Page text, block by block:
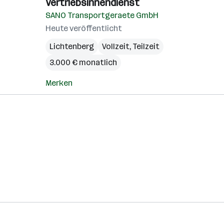
Vertriebsinnendienst
SANO Transportgeraete GmbH
Heute veröffentlicht
Lichtenberg
Vollzeit, Teilzeit
3.000 € monatlich
Merken